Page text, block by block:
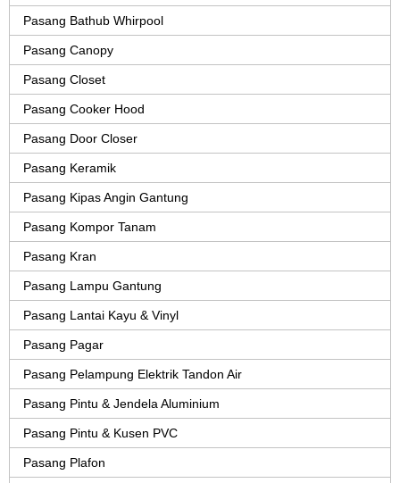
Pasang Bathub Whirpool
Pasang Canopy
Pasang Closet
Pasang Cooker Hood
Pasang Door Closer
Pasang Keramik
Pasang Kipas Angin Gantung
Pasang Kompor Tanam
Pasang Kran
Pasang Lampu Gantung
Pasang Lantai Kayu & Vinyl
Pasang Pagar
Pasang Pelampung Elektrik Tandon Air
Pasang Pintu & Jendela Aluminium
Pasang Pintu & Kusen PVC
Pasang Plafon